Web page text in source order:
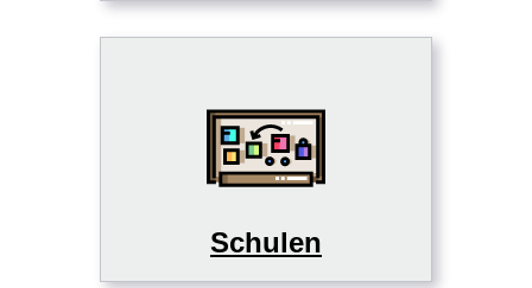
Schulen